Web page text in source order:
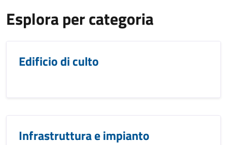
Esplora per categoria
Edificio di culto
Infrastruttura e impianto